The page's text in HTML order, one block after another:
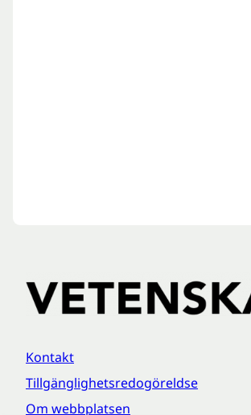
Kontakt
Tillgänglighetsredogöreldse
Om webbplatsen